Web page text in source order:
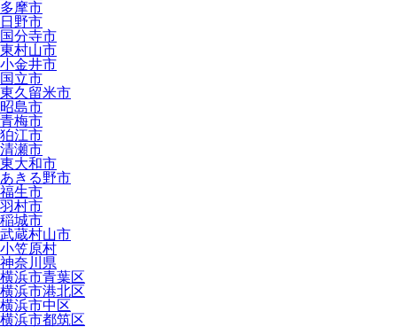
多摩市
日野市
国分寺市
東村山市
小金井市
国立市
東久留米市
昭島市
青梅市
狛江市
清瀬市
東大和市
あきる野市
福生市
羽村市
稲城市
武蔵村山市
小笠原村
神奈川県
横浜市青葉区
横浜市港北区
横浜市中区
横浜市都筑区